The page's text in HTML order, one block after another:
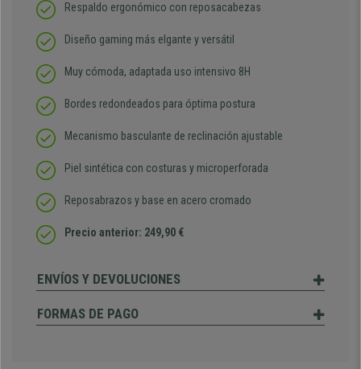
Respaldo ergonómico con reposacabezas
Diseño gaming más elgante y versátil
Muy cómoda, adaptada uso intensivo 8H
Bordes redondeados para óptima postura
Mecanismo basculante de reclinación ajustable
Piel sintética con costuras y microperforada
Reposabrazos y base en acero cromado
Precio anterior: 249,90 €
ENVÍOS Y DEVOLUCIONES
FORMAS DE PAGO